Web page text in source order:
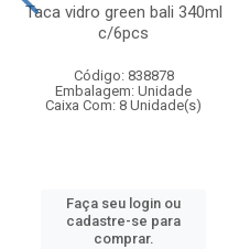
Taca vidro green bali 340ml
c/6pcs
Código: 838878
Embalagem: Unidade
Caixa Com: 8 Unidade(s)
Faça seu login ou
cadastre-se para
comprar.